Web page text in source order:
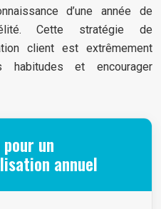
d’une année de
Cette stratégie de
client est extrêmement
et encourager
un
annuel